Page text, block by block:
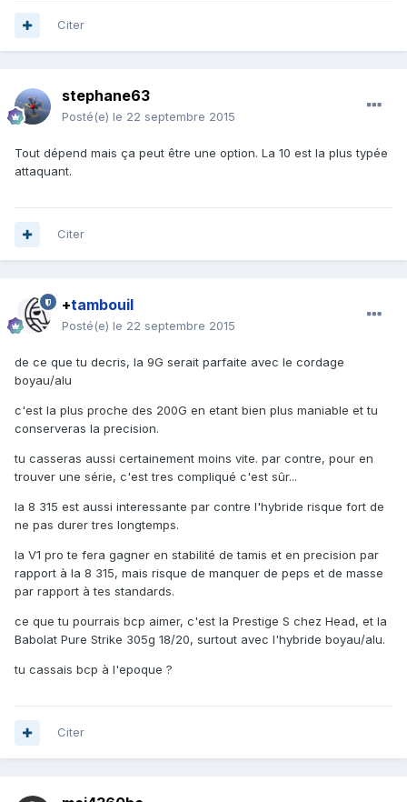
Citer
stephane63
Posté(e) le 22 septembre 2015
Tout dépend mais ça peut être une option. La 10 est la plus typée
attaquant.
Citer
+tambouil
Posté(e) le 22 septembre 2015
de ce que tu decris, la 9G serait parfaite avec le cordage
boyau/alu
c'est la plus proche des 200G en etant bien plus maniable et tu
conserveras la precision.
tu casseras aussi certainement moins vite. par contre, pour en
trouver une série, c'est tres compliqué c'est sûr...
la 8 315 est aussi interessante par contre l'hybride risque fort de
ne pas durer tres longtemps.
la V1 pro te fera gagner en stabilité de tamis et en precision par
rapport à la 8 315, mais risque de manquer de peps et de masse
par rapport à tes standards.
ce que tu pourrais bcp aimer, c'est la Prestige S chez Head, et la
Babolat Pure Strike 305g 18/20, surtout avec l'hybride boyau/alu.
tu cassais bcp à l'epoque ?
Citer